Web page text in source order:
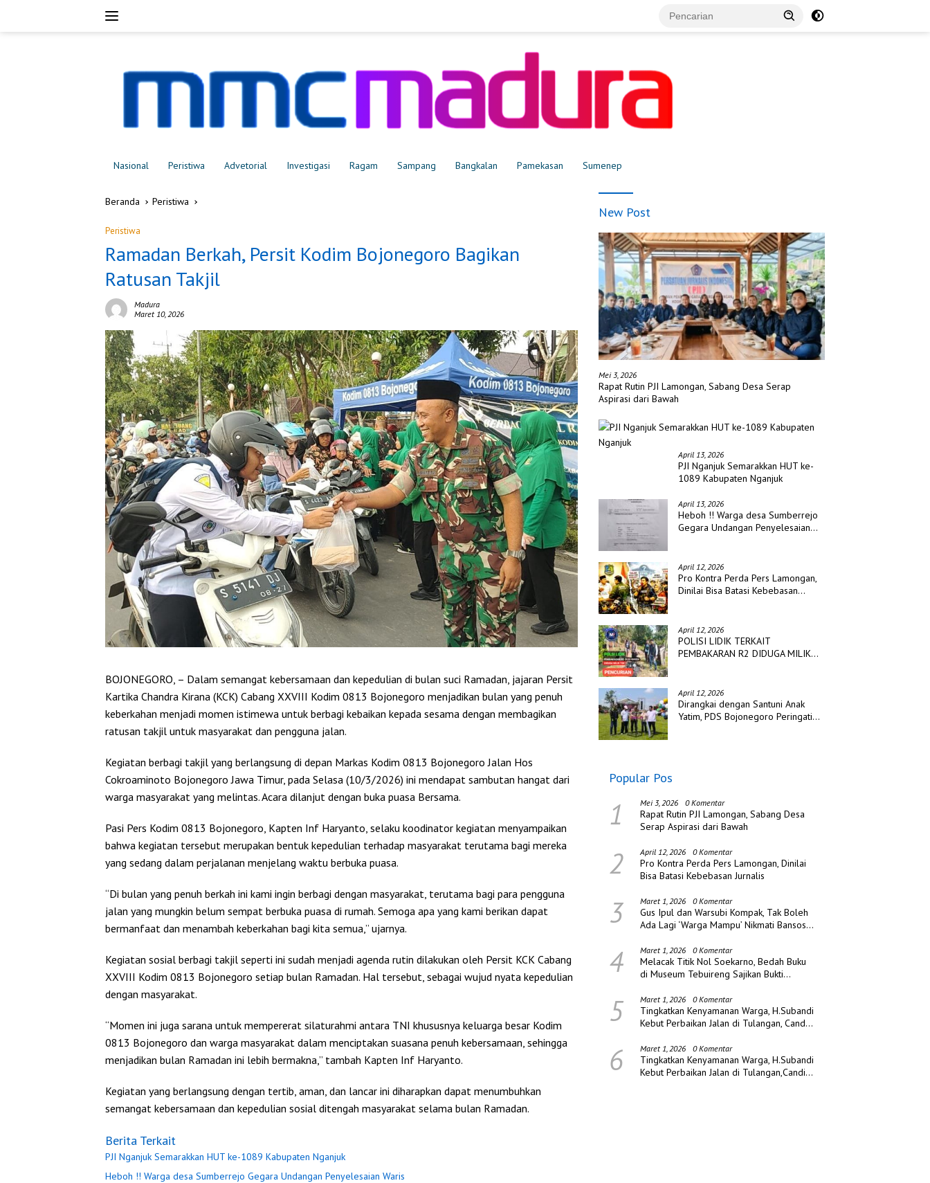
Nasional Peristiwa Advetorial Investigasi Ragam Sampang Bangkalan Pamekasan Sumenep
Beranda Peristiwa
Peristiwa
Ramadan Berkah, Persit Kodim Bojonegoro Bagikan
Ratusan Takjil
Madura
Maret 10, 2026
BOJONEGORO, – Dalam semangat kebersamaan dan kepedulian di bulan suci Ramadan, jajaran Persit
Kartika Chandra Kirana (KCK) Cabang XXVIII Kodim 0813 Bojonegoro menjadikan bulan yang penuh
keberkahan menjadi momen istimewa untuk berbagi kebaikan kepada sesama dengan membagikan
ratusan takjil untuk masyarakat dan pengguna jalan.
Kegiatan berbagi takjil yang berlangsung di depan Markas Kodim 0813 Bojonegoro Jalan Hos
Cokroaminoto Bojonegoro Jawa Timur, pada Selasa (10/3/2026) ini mendapat sambutan hangat dari
warga masyarakat yang melintas. Acara dilanjut dengan buka puasa Bersama.
Pasi Pers Kodim 0813 Bojonegoro, Kapten Inf Haryanto, selaku koodinator kegiatan menyampaikan
bahwa kegiatan tersebut merupakan bentuk kepedulian terhadap masyarakat terutama bagi mereka
yang sedang dalam perjalanan menjelang waktu berbuka puasa.
“Di bulan yang penuh berkah ini kami ingin berbagi dengan masyarakat, terutama bagi para pengguna
jalan yang mungkin belum sempat berbuka puasa di rumah. Semoga apa yang kami berikan dapat
bermanfaat dan menambah keberkahan bagi kita semua,” ujarnya.
Kegiatan sosial berbagi takjil seperti ini sudah menjadi agenda rutin dilakukan oleh Persit KCK Cabang
XXVIII Kodim 0813 Bojonegoro setiap bulan Ramadan. Hal tersebut, sebagai wujud nyata kepedulian
dengan masyarakat.
“Momen ini juga sarana untuk mempererat silaturahmi antara TNI khususnya keluarga besar Kodim
0813 Bojonegoro dan warga masyarakat dalam menciptakan suasana penuh kebersamaan, sehingga
menjadikan bulan Ramadan ini lebih bermakna,” tambah Kapten Inf Haryanto.
Kegiatan yang berlangsung dengan tertib, aman, dan lancar ini diharapkan dapat menumbuhkan
semangat kebersamaan dan kepedulian sosial ditengah masyarakat selama bulan Ramadan.
Berita Terkait
PJI Nganjuk Semarakkan HUT ke-1089 Kabupaten Nganjuk
Heboh !! Warga desa Sumberrejo Gegara Undangan Penyelesaian Waris
New Post
Mei 3, 2026
Rapat Rutin PJI Lamongan, Sabang Desa Serap
Aspirasi dari Bawah
April 13, 2026
PJI Nganjuk Semarakkan HUT ke-
1089 Kabupaten Nganjuk
April 13, 2026
Heboh !! Warga desa Sumberrejo
Gegara Undangan Penyelesaian
April 12, 2026
Pro Kontra Perda Pers Lamongan,
Dinilai Bisa Batasi Kebebasan
April 12, 2026
POLISI LIDIK TERKAIT
PEMBAKARAN R2 DIDUGA MILIK
April 12, 2026
Dirangkai dengan Santuni Anak
Yatim, PDS Bojonegoro Peringati
Popular Pos
1 Mei 3, 2026 0 Komentar
Rapat Rutin PJI Lamongan, Sabang Desa
Serap Aspirasi dari Bawah
2 April 12, 2026 0 Komentar
Pro Kontra Perda Pers Lamongan, Dinilai
Bisa Batasi Kebebasan Jurnalis
3 Maret 1, 2026 0 Komentar
Gus Ipul dan Warsubi Kompak, Tak Boleh
Ada Lagi ‘Warga Mampu’ Nikmati Bansos
4 Maret 1, 2026 0 Komentar
Melacak Titik Nol Soekarno, Bedah Buku
di Museum Tebuireng Sajikan Bukti
5 Maret 1, 2026 0 Komentar
Tingkatkan Kenyamanan Warga, H.Subandi
Kebut Perbaikan Jalan di Tulangan, Candi
6 Maret 1, 2026 0 Komentar
Tingkatkan Kenyamanan Warga, H.Subandi
Kebut Perbaikan Jalan di Tulangan,Candi